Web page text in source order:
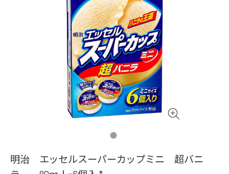
明治 エッセルスーパーカップミニ 超バニ